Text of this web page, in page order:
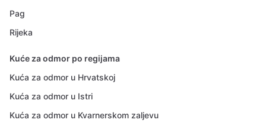
Pag
Rijeka
Kuće za odmor po regijama
Kuća za odmor u Hrvatskoj
Kuća za odmor u Istri
Kuća za odmor u Kvarnerskom zaljevu